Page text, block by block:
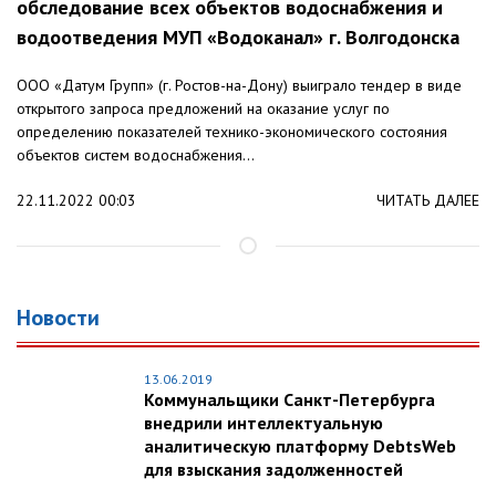
обследование всех объектов водоснабжения и
водоотведения МУП «Водоканал» г. Волгодонска
ООО «Датум Групп» (г. Ростов-на-Дону) выиграло тендер в виде
открытого запроса предложений на оказание услуг по
определению показателей технико-экономического состояния
объектов систем водоснабжения...
22.11.2022 00:03 ЧИТАТЬ ДАЛЕЕ
Новости
13.06.2019
Коммунальщики Санкт-Петербурга
внедрили интеллектуальную
аналитическую платформу DebtsWeb
для взыскания задолженностей